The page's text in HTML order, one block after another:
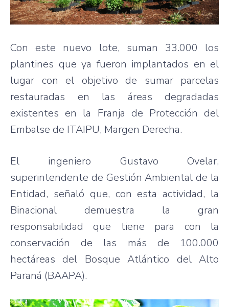
Con este nuevo lote, suman 33.000 los
plantines que ya fueron implantados en el
lugar con el objetivo de sumar parcelas
restauradas en las áreas degradadas
existentes en la Franja de Protección del
Embalse de ITAIPU, Margen Derecha.
El ingeniero Gustavo Ovelar,
superintendente de Gestión Ambiental de la
Entidad, señaló que, con esta actividad, la
Binacional demuestra la gran
responsabilidad que tiene para con la
conservación de las más de 100.000
hectáreas del Bosque Atlántico del Alto
Paraná (BAAPA).